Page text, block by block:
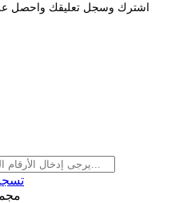
اشترك وسجل تعليقك واحصل